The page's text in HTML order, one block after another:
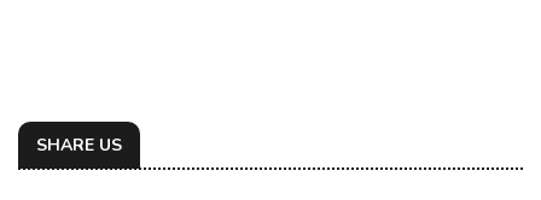
SHARE US